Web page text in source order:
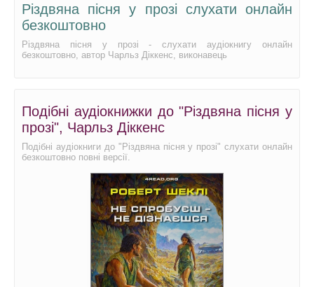
Різдвяна пісня у прозі слухати онлайн
безкоштовно
Різдвяна пісня у прозі - слухати аудіокнигу онлайн
безкоштовно, автор Чарльз Діккенс, виконавець
Подібні аудіокнижки до "Різдвяна пісня у
прозі", Чарльз Діккенс
Подібні аудіокниги до "Різдвяна пісня у прозі" слухати онлайн
безкоштовно повні версії.